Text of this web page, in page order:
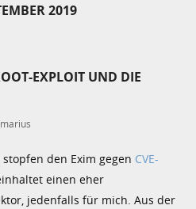
2019
EXPLOIT UND DIE
marius
den Exim gegen CVE-
einen eher
jedenfalls für mich. Aus der